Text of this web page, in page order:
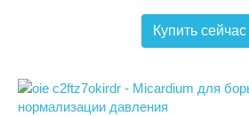
Купить сейчас